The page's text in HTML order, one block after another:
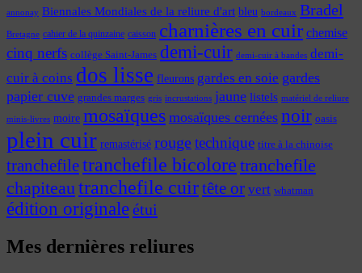
annonay Biennales Mondiales de la reliure d'art bleu bordeaux Bradel
Bretagne cahier de la quinzaine caisson charnières en cuir chemise
cinq nerfs collège Saint-James demi-cuir demi-cuir à bandes demi-
cuir à coins dos lisse fleurons gardes en soie gardes
papier cuve grandes marges gris incrustations jaune listels matériel de reliure
minis-livres moire mosaïques mosaïques cernées noir oasis
plein cuir remastérisé rougetechnique titre à la chinoise
tranchefiletranchefile bicolore tranchefile
chapiteautranchefile cuirtête or vert whatman
édition originaleétui
Mes dernières reliures